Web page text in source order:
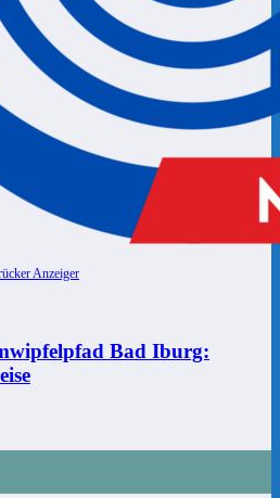
Anzeiger
Bad Iburg: